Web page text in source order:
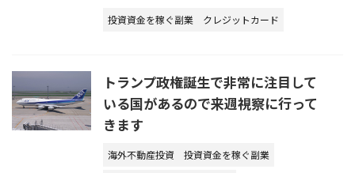
投資資金を稼ぐ副業 クレジットカード
トランプ政権誕生で非常に注目して
いる国があるので来週視察に行って
きます
海外不動産投資
投資資金を稼ぐ副業